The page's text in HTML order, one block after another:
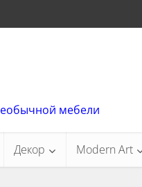
мебели
Декор Modern Art